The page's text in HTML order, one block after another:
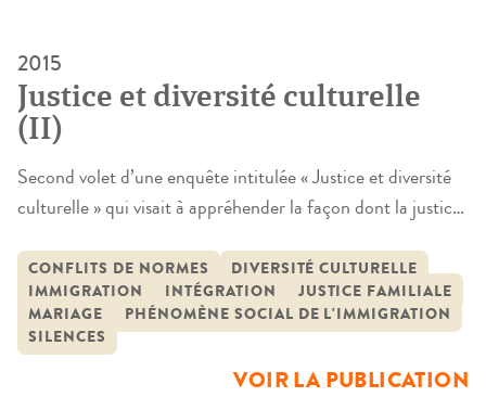
2015
Justice et diversité culturelle
(II)
Second volet d’une enquête intitulée « Justice et diversité
culturelle » qui visait à appréhender la façon dont la justice
culturelle », cette recherche approfondit, sur le terrain plus
limité de la justice familiale, le même questionnement :
comment « la diversité » se manifeste-t-elle sur la scène
judiciaire ? Comment les magistrats l’abordent-ils ? […]
CONFLITS DE NORMES
DIVERSITÉ CULTURELLE
IMMIGRATION
INTÉGRATION
JUSTICE FAMILIALE
MARIAGE
PHÉNOMÈNE SOCIAL DE L'IMMIGRATION
SILENCES
VOIR LA PUBLICATION